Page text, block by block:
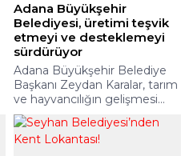
Adana Büyükşehir
Belediyesi, üretimi teşvik
etmeyi ve desteklemeyi
sürdürüyor
Adana Büyükşehir Belediye
Başkanı Zeydan Karalar, tarım
ve hayvancılığın gelişmesi...